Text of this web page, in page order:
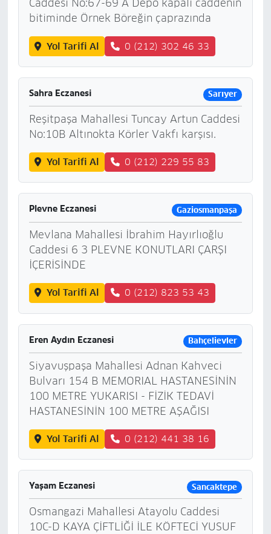
Caddesi No:67-69 A Depo kapalı caddenin
bitiminde Örnek Böreğin çaprazında
Yol Tarifi Al 0 (212) 302 46 33
Sahra Eczanesi Sarıyer
Reşitpaşa Mahallesi Tuncay Artun Caddesi
No:10B Altınokta Körler Vakfı karşısı.
Yol Tarifi Al 0 (212) 229 55 83
Plevne Eczanesi Gaziosmanpaşa
Mevlana Mahallesi İbrahim Hayırlıoğlu
Caddesi 6 3 PLEVNE KONUTLARI ÇARŞI
İÇERİSİNDE
Yol Tarifi Al 0 (212) 823 53 43
Eren Aydın Eczanesi Bahçelievler
Siyavuşpaşa Mahallesi Adnan Kahveci
Bulvarı 154 B MEMORIAL HASTANESİNİN
100 METRE YUKARISI - FİZİK TEDAVİ
HASTANESİNİN 100 METRE AŞAĞISI
Yol Tarifi Al 0 (212) 441 38 16
Yaşam Eczanesi Sancaktepe
Osmangazi Mahallesi Atayolu Caddesi
10C-D KAYA ÇİFTLİĞİ İLE KÖFTECİ YUSUF